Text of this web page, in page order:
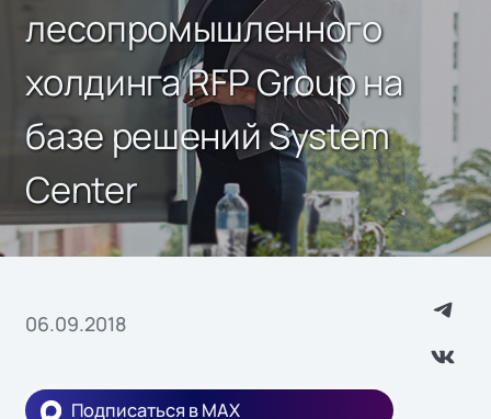
лесопромышленного
холдинга RFP Group на
базе решений System
Center
06.09.2018
Подписаться в MAX